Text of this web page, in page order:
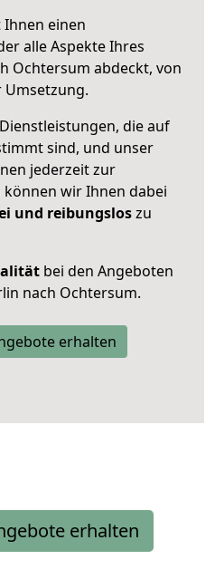
Ihnen einen
alle Aspekte Ihres
Ochtersum abdeckt, von
Umsetzung.
die auf
sind, und unser
jederzeit zur
wir Ihnen dabei
und reibungsloszu
bei den Angeboten
nach Ochtersum.
erhalten
erhalten